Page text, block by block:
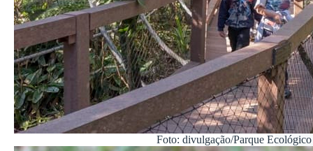
Foto: divulgação/Parque